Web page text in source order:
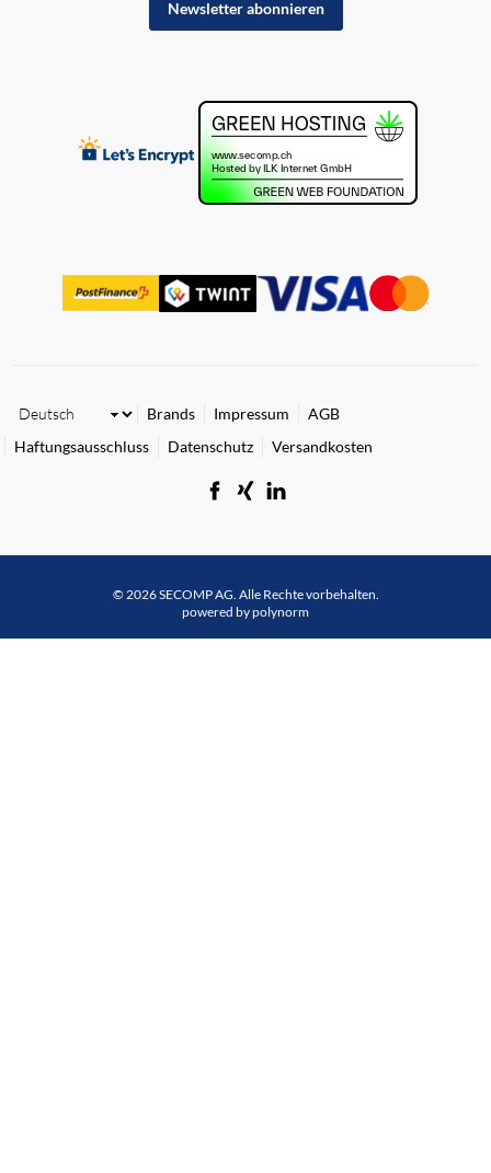
Newsletter abonnieren
Brands Impressum
AGB
Haftungsausschluss
Datenschutz Versandkosten
© 2026 SECOMP AG. Alle Rechte vorbehalten.
powered by polynorm